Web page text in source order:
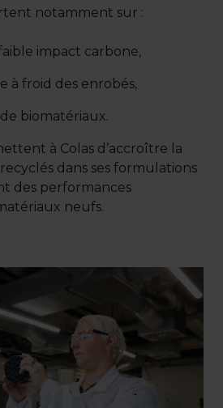
notamment sur :
impact carbone,
à froid des enrobés,
de biomatériaux.
à Colas d’accroître la
dans ses formulations
des performances
neufs.